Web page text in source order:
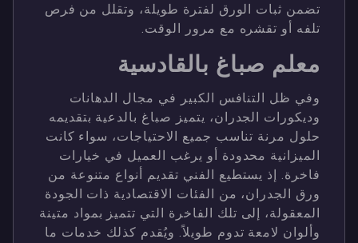
تضمن ثبات الورق لفترة طويلة، وتقلل من فرص
تلفه أو تقشره مع مرور الوقت.
معلم صباغ بالقادسية
وفي ظل التنافس الكبير في مجال الدهانات
وديكورات الجدران، يتميز صباغ بالدعية بتقديمه
حلول مرنة تناسب جميع الاحتياجات، سواء كانت
الميزانية محدودة أو يرغب العميل في خيارات
فاخرة. إذ يستطيع الفني تقديم أنواع متنوعة من
ورق الجدران، من الفئات الاقتصادية ذات الجودة
المعقولة، إلى تلك الفاخرة التي تتميز بمواد متينة
وألوان لامعة تدوم طويلاً. ويُقدم كذلك خدمات ما